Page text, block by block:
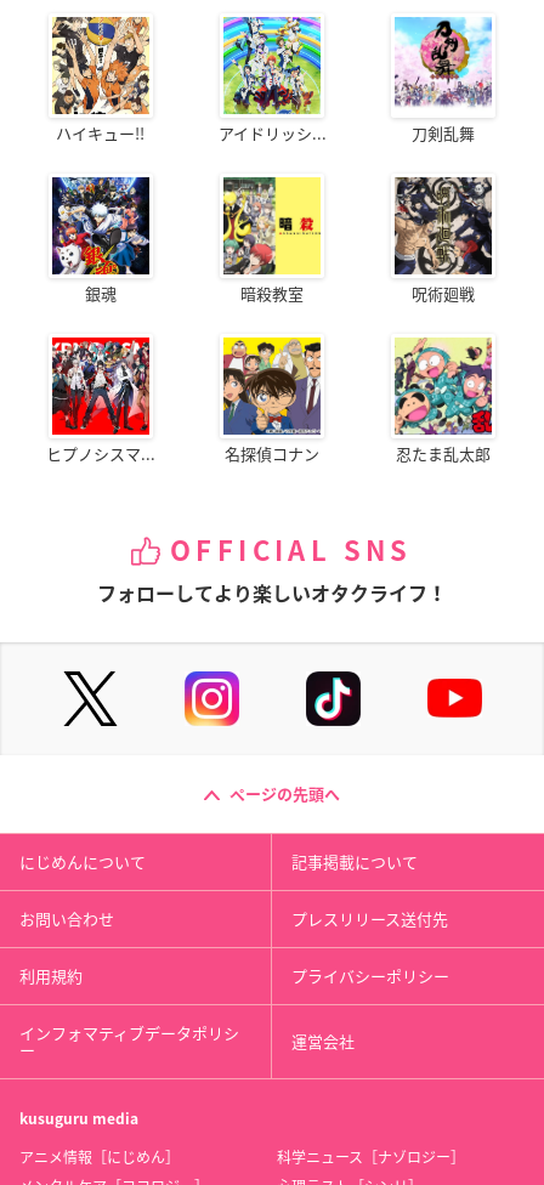
ハイキュー!! アイドリッシ... 刀剣乱舞
銀魂 暗殺教室 呪術廻戦
ヒプノシスマ... 名探偵コナン 忍たま乱太郎
OFFICIAL SNS
フォローしてより楽しいオタクライフ！
ページの先頭へ
にじめんについて 記事掲載について
お問い合わせ プレスリリース送付先
利用規約 プライバシーポリシー
インフォマティブデータポリシ
ー 運営会社
kusuguru media
アニメ情報［にじめん］
科学ニュース［ナゾロジー］